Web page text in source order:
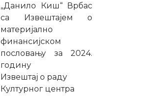
„Данило Киш“ Врбас
са Извештајем о
материјално
финансијском
пословању за 2024.
годину
Извештај о раду
Културног центра